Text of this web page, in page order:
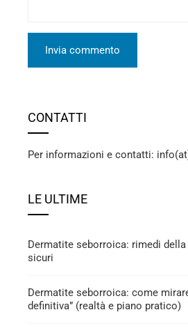
CONTATTI
Per informazioni e contatti:
LE ULTIME
Dermatite seborroica: rimedi
sicuri
Dermatite seborroica: come
definitiva” (realtà e piano pratico)